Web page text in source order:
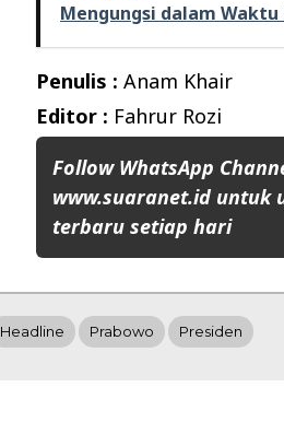
Mengungsi dalam Waktu
Penulis : Anam Khair
Editor : Fahrur Rozi
Follow WhatsApp
www.suaranet.id untuk
terbaru setiap hari
Headline Prabowo Presiden